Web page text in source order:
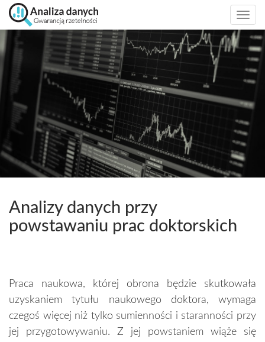
Analizy danych przy
powstawaniu prac doktorskich
Praca naukowa, której obrona będzie skutkowała
uzyskaniem tytułu naukowego doktora, wymaga
czegoś więcej niż tylko sumienności i staranności przy
jej przygotowywaniu. Z jej powstaniem wiąże się